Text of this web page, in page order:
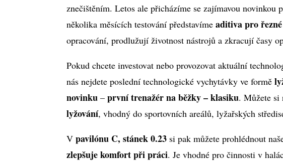
znečištěním. Letos ale přicházíme se zajímavou
několika měsících testování představíme aditiva pro
opracování, prodlužují životnost nástrojů a zkracují časy
Pokud chcete investovat nebo provozovat aktuální
nás nejdete poslední technologické vychytávky ve formě
novinku – první trenažér na běžky – klasiku. Můžete si
lyžování, vhodný do sportovních areálů, lyžařských
V pavilónu C, stánek 0.23 si pak můžete prohlédnout
zlepšuje komfort při práci. Je vhodné pro činnosti v